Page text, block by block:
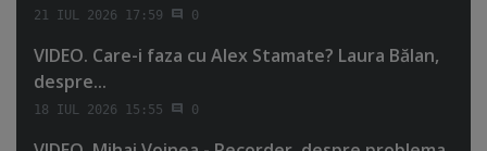
21 IUL 2026 17:59 0
VIDEO. Care-i faza cu Alex Stamate? Laura Bălan,
despre...
18 IUL 2026 15:55 0